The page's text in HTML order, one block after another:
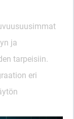
uusimmat
ja
tarpeisiin.
eri